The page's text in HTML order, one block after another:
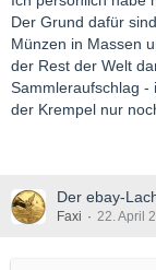
Der Grund dafür
Münzen in Massen
der Rest der Welt
Sammleraufschlag -
der Krempel nur
Der ebay-
Faxi 22. April